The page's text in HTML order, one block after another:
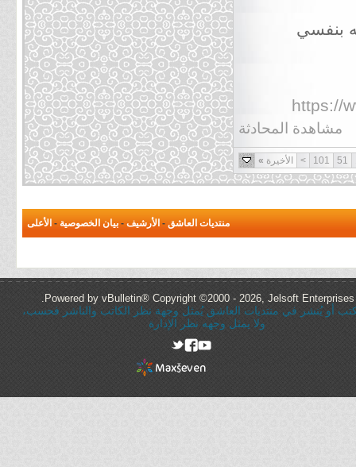
بنفسي
https://
مشاهدة المحادثة
51
101
> الأخيرة »
منتديات العاشق - الأرشيف - بيان الخصوصية - الأعلى
Powered by vBulletin® Copyright ©2000 - 2026, Jelsoft Enterprises
أو يُنشر في منتديات العاشق يُمثل وجهة نظر الكاتب والناشر فحسب،
ولا يمثل وجهه نظر الإدارة